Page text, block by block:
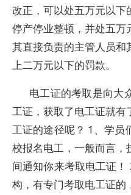
改正，可以处五万元以下
停产停业整顿，并处五
其直接负责的主管人员和
上二万元以下的罚款。
电工证的考取是向大
工证，获取了电工证就
工证的途径呢？ 1、学员
校报名电工，一般而言
间通知你来考取电工证
构，有专门考取电工证的